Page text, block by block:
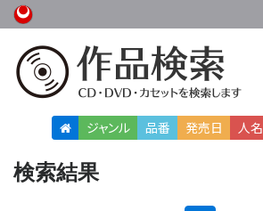
ジャンル 品番 発売日 人名
検索結果